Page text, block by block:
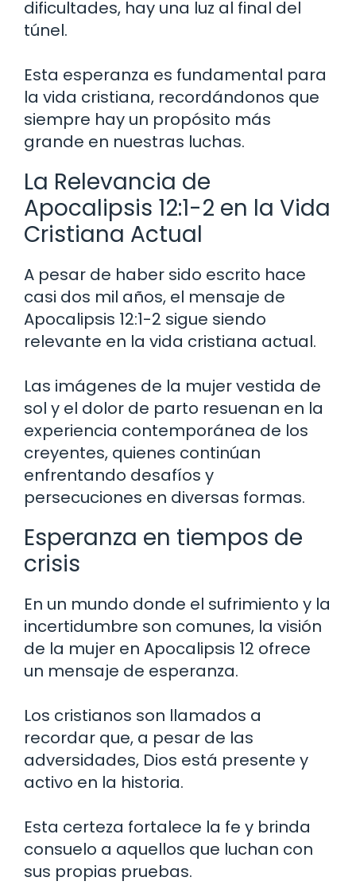
dificultades, hay una luz al final del
túnel.
Esta esperanza es fundamental para
la vida cristiana, recordándonos que
siempre hay un propósito más
grande en nuestras luchas.
La Relevancia de
Apocalipsis 12:1-2 en la Vida
Cristiana Actual
A pesar de haber sido escrito hace
casi dos mil años, el mensaje de
Apocalipsis 12:1-2 sigue siendo
relevante en la vida cristiana actual.
Las imágenes de la mujer vestida de
sol y el dolor de parto resuenan en la
experiencia contemporánea de los
creyentes, quienes continúan
enfrentando desafíos y
persecuciones en diversas formas.
Esperanza en tiempos de
crisis
En un mundo donde el sufrimiento y la
incertidumbre son comunes, la visión
de la mujer en Apocalipsis 12 ofrece
un mensaje de esperanza.
Los cristianos son llamados a
recordar que, a pesar de las
adversidades, Dios está presente y
activo en la historia.
Esta certeza fortalece la fe y brinda
consuelo a aquellos que luchan con
sus propias pruebas.